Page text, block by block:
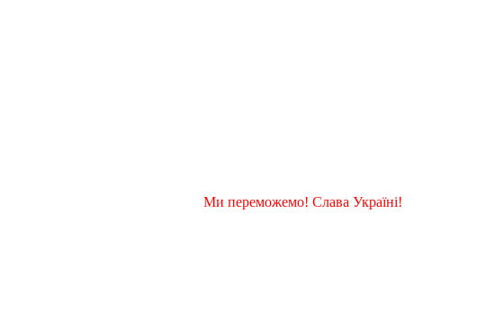
Ми переможемо! Слава Україні!